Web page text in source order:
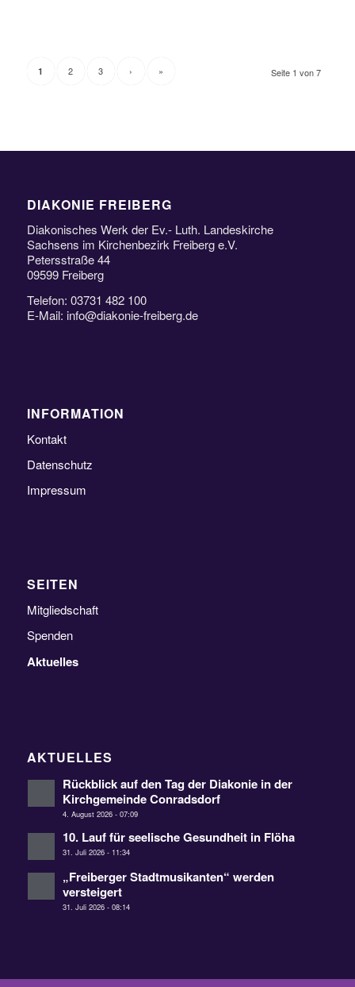
Seite 1 von 7
1 2 3 › »
DIAKONIE FREIBERG
Diakonisches Werk der Ev.- Luth. Landeskirche
Sachsens im Kirchenbezirk Freiberg e.V.
Petersstraße 44
09599 Freiberg
Telefon: 03731 482 100
E-Mail: info@diakonie-freiberg.de
INFORMATION
Kontakt
Datenschutz
Impressum
SEITEN
Mitgliedschaft
Spenden
Aktuelles
AKTUELLES
Rückblick auf den Tag der Diakonie in der
Kirchgemeinde Conradsdorf
4. August 2026 - 07:09
10. Lauf für seelische Gesundheit in Flöha
31. Juli 2026 - 11:34
„Freiberger Stadtmusikanten“ werden
versteigert
31. Juli 2026 - 08:14